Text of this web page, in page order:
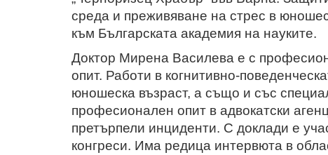
среда и преживяване на стрес в
към Българската академия на науките.
Доктор Мирена Василева е с
опит. Работи в когнитивно-
юношеска възраст, а също и със
професионален опит в адвокатски
претърпели инциденти. С доклади е
конгреси. Има редица интервюта в